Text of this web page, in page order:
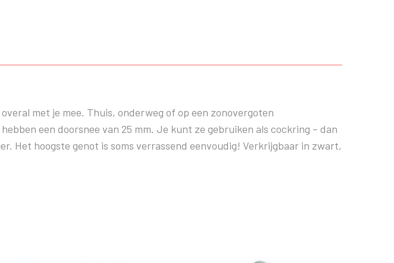
met je mee. Thuis, onderweg of op een zonovergoten
een doorsnee van 25 mm. Je kunt ze gebruiken als cockring – dan
Het hoogste genot is soms verrassend eenvoudig! Verkrijgbaar in zwart,